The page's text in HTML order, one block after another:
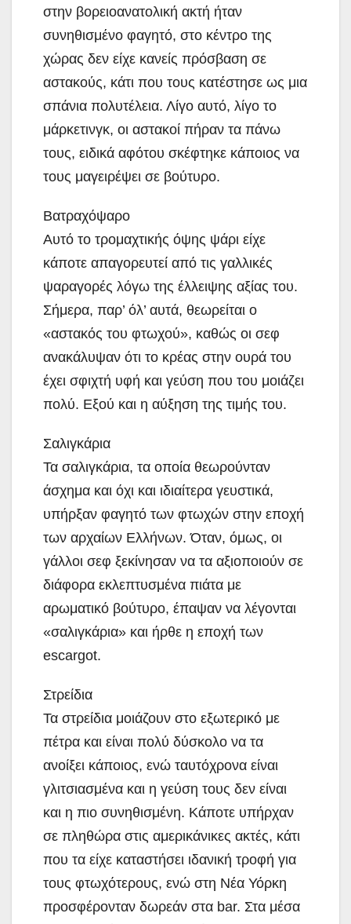
στην βορειοανατολική ακτή ήταν
συνηθισμένο φαγητό, στο κέντρο της
χώρας δεν είχε κανείς πρόσβαση σε
αστακούς, κάτι που τους κατέστησε ως μια
σπάνια πολυτέλεια. Λίγο αυτό, λίγο το
μάρκετινγκ, οι αστακοί πήραν τα πάνω
τους, ειδικά αφότου σκέφτηκε κάποιος να
τους μαγειρέψει σε βούτυρο.
Βατραχόψαρο
Αυτό το τρομαχτικής όψης ψάρι είχε
κάποτε απαγορευτεί από τις γαλλικές
ψαραγορές λόγω της έλλειψης αξίας του.
Σήμερα, παρ’ όλ’ αυτά, θεωρείται ο
«αστακός του φτωχού», καθώς οι σεφ
ανακάλυψαν ότι το κρέας στην ουρά του
έχει σφιχτή υφή και γεύση που του μοιάζει
πολύ. Εξού και η αύξηση της τιμής του.
Σαλιγκάρια
Τα σαλιγκάρια, τα οποία θεωρούνταν
άσχημα και όχι και ιδιαίτερα γευστικά,
υπήρξαν φαγητό των φτωχών στην εποχή
των αρχαίων Ελλήνων. Όταν, όμως, οι
γάλλοι σεφ ξεκίνησαν να τα αξιοποιούν σε
διάφορα εκλεπτυσμένα πιάτα με
αρωματικό βούτυρο, έπαψαν να λέγονται
«σαλιγκάρια» και ήρθε η εποχή των
escargot.
Στρείδια
Τα στρείδια μοιάζουν στο εξωτερικό με
πέτρα και είναι πολύ δύσκολο να τα
ανοίξει κάποιος, ενώ ταυτόχρονα είναι
γλιτσιασμένα και η γεύση τους δεν είναι
και η πιο συνηθισμένη. Κάποτε υπήρχαν
σε πληθώρα στις αμερικάνικες ακτές, κάτι
που τα είχε καταστήσει ιδανική τροφή για
τους φτωχότερους, ενώ στη Νέα Υόρκη
προσφέρονταν δωρεάν στα bar. Στα μέσα